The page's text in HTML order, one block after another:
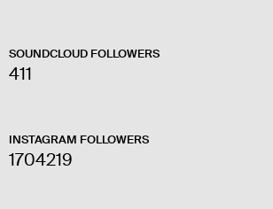
SOUNDCLOUD FOLLOWERS
411
INSTAGRAM FOLLOWERS
1704219